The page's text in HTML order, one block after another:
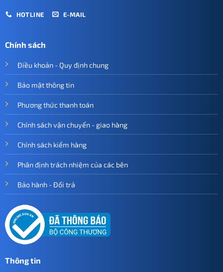
HOTLINE E-MAIL
Chính sách
Điều khoản - Quy định chung
Bảo mật thông tin
Phương thức thanh toán
Chính sách vận chuyển - giao hàng
Chính sách kiểm hàng
Phân định trách nhiệm của các bên
Bảo hành - Đổi trả
Thông tin